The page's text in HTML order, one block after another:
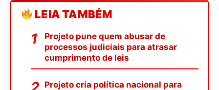
LEIA TAMBÉM
Projeto pune quem abusar de
processos judiciais para atrasar
cumprimento de leis
Projeto cria política nacional para